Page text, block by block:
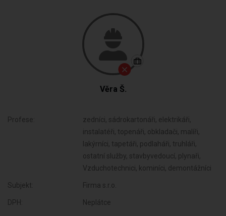
Věra Š.
Profese:
zedníci, sádrokartonáři, elektrikáři,
instalatéři, topenáři, obkladači, malíři,
lakýrníci, tapetáři, podlaháři, truhláři,
ostatní služby, stavbyvedoucí, plynaři,
Vzduchotechnici, kominíci, demontážníci
Subjekt: Firma s.r.o.
DPH: Neplátce